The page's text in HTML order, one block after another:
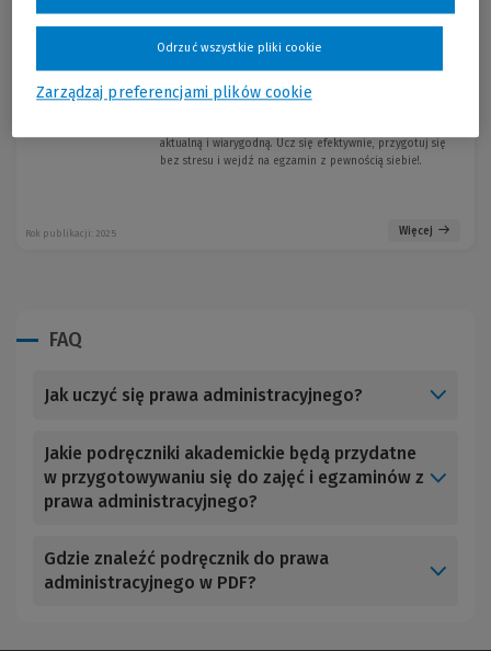
swoje postępy.
Pytania opracowali wykładowcy i egzaminatorzy,więc
masz pewność, że uczysz się tego, co naprawdę się liczy.
aktualną i wiarygodną. Ucz się efektywnie, przygotuj się
bez stresu i wejdź na egzamin z pewnością siebie!.
Więcej
Rok publikacji: 2025
FAQ
Jak uczyć się prawa administracyjnego?
Jakie podręczniki akademickie będą przydatne
w przygotowywaniu się do zajęć i egzaminów z
prawa administracyjnego?
Gdzie znaleźć podręcznik do prawa
administracyjnego w PDF?
Zarządzaj preferencjami plików cookie
Odrzuć wszystkie pliki cookie